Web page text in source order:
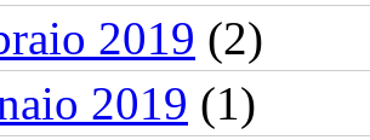
2019 (2)
2019 (1)